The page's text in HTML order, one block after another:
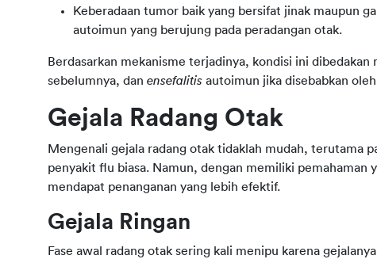
Keberadaan tumor baik yang bersifat jinak maupun
autoimun yang berujung pada peradangan otak.
Berdasarkan mekanisme terjadinya, kondisi ini dibedakan
sebelumnya, dan ensefalitis autoimun jika disebabkan
Gejala Radang Otak
Mengenali gejala radang otak tidaklah mudah, terutama
penyakit flu biasa. Namun, dengan memiliki pemahaman
mendapat penanganan yang lebih efektif.
Gejala Ringan
Fase awal radang otak sering kali menipu karena